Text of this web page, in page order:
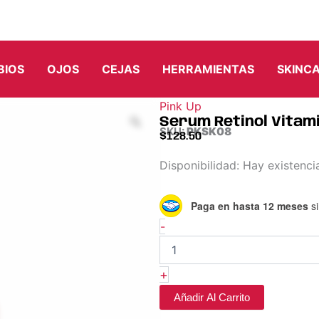
OJOS CEJAS HERRAMIENTAS
Pink Up
Serum Retinol
SKU:PKSK08
$128.50
Disponibilidad: Hay
Paga en hasta 12 meses
-
Serum
Retinol
C
Serum
-
Pink
Up
cantidad
+
Añadir Al Carrito